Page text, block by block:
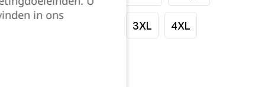
3XL 4XL
in ons